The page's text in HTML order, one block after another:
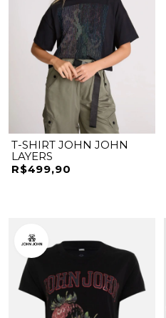
T-SHIRT JOHN JOHN
LAYERS
R$499,90